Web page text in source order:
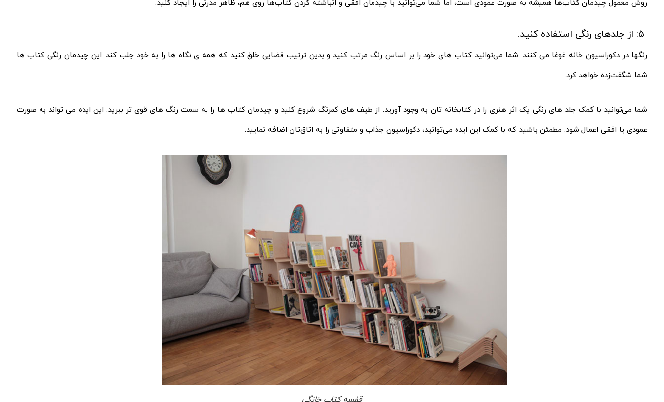
روش معمول چیدمان کتاب‌ها همیشه به صورت عمودی است، اما شما می‌توانید با چیدمان افقی و انباشته کردن کتاب‌ها روی هم، ظاهر مدرنی را ایجاد کنید.
رنگ‎ها در دکوراسیون خانه غوغا می‌ کنند. شما می‌توانید کتاب‌ های خود را بر اساس رنگ مرتب کنید و بدین ترتیب فضایی خلق کنید که همه‌ ی نگاه‌ ها را به خود جلب کند. این چیدمان رنگی کتاب‌ ها
شما شگفت‌زده خواهد کرد.
شما می‌توانید با کمک جلد های رنگی یک اثر هنری را در کتابخانه‌ تان به وجود آورید. از طیف‌ های کمرنگ شروع کنید و چیدمان کتاب‌ ها را به سمت رنگ‌ های قوی‌ تر ببرید. این ایده می‌ تواند به صورت
عمودی یا افقی اعمال شود. مطمئن باشید که با کمک این ایده می‌توانید، دکوراسیون جذاب و متفاوتی را به اتاق‌تان اضافه نمایید.
قفسه کتاب خانگی